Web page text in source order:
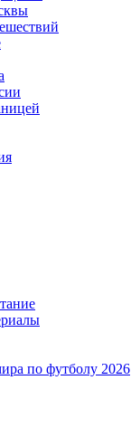
по футболу 2026